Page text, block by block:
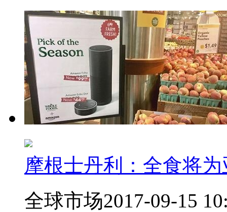
摩根士丹利：全食将
全球市场2017-09-15